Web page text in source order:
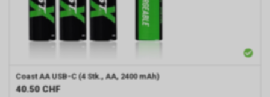
Coast AA USB-C (4 Stk., AA, 2400 mAh)
40.50 CHF